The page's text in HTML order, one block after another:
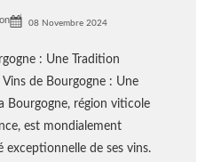
08 Novembre 2024
: Une Tradition
Vins de Bourgogne : Une
Bourgogne, région viticole
est mondialement
exceptionnelle de ses vins.